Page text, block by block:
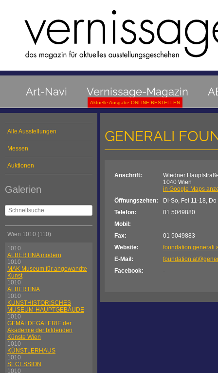
Art-Navi Vernissage-Magazin
Aktuelle Ausgabe ONLINE BESTELLEN
Alle Ausstellungen
Messen
Auktionen
Galerien
Wien 1010 (110)
1010
ALBERTINA modern
1010
MAK Museum für angewandte
Kunst
1010
ALBERTINA
1010
KUNSTHISTORISCHES
MUSEUM-HAUPTGEBÄUDE
1010
GEMÄLDEGALERIE der
Akademie der bildenden
Künste Wien
1010
KÜNSTLERHAUS
1010
SECESSION
1010
GENERALI
Anschrift:
Wiedner
1040 Wien
in Google Maps
Öffnungszeiten:
Di-So, Fei 11-18, Do
Telefon:
01 5049880
Mobil:
Fax:
01 5049883
Website:
E-Mail:
Facebook:
-